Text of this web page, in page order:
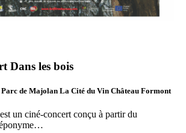
Dans les bois
Parc de Majolan La Cité du Vin Château Formont
un ciné-concert conçu à partir du